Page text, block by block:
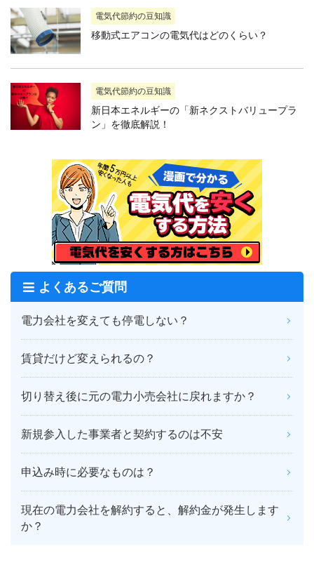
電気代節約の豆知識
移動式エアコンの電気代はどのくらい？
電気代節約の豆知識
新日本エネルギーの「新ネクストバリュープラ
ン」を徹底解説！
よくあるご質問
電力会社を変えても停電しない？
賃貸だけど変えられるの？
切り替え後に元の電力小売会社に戻れますか？
新規参入した事業者と契約するのは不安
申込み時に必要なものは？
現在の電力会社を解約すると、解約金が発生します
か？